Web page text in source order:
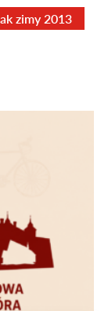
zimy 2013